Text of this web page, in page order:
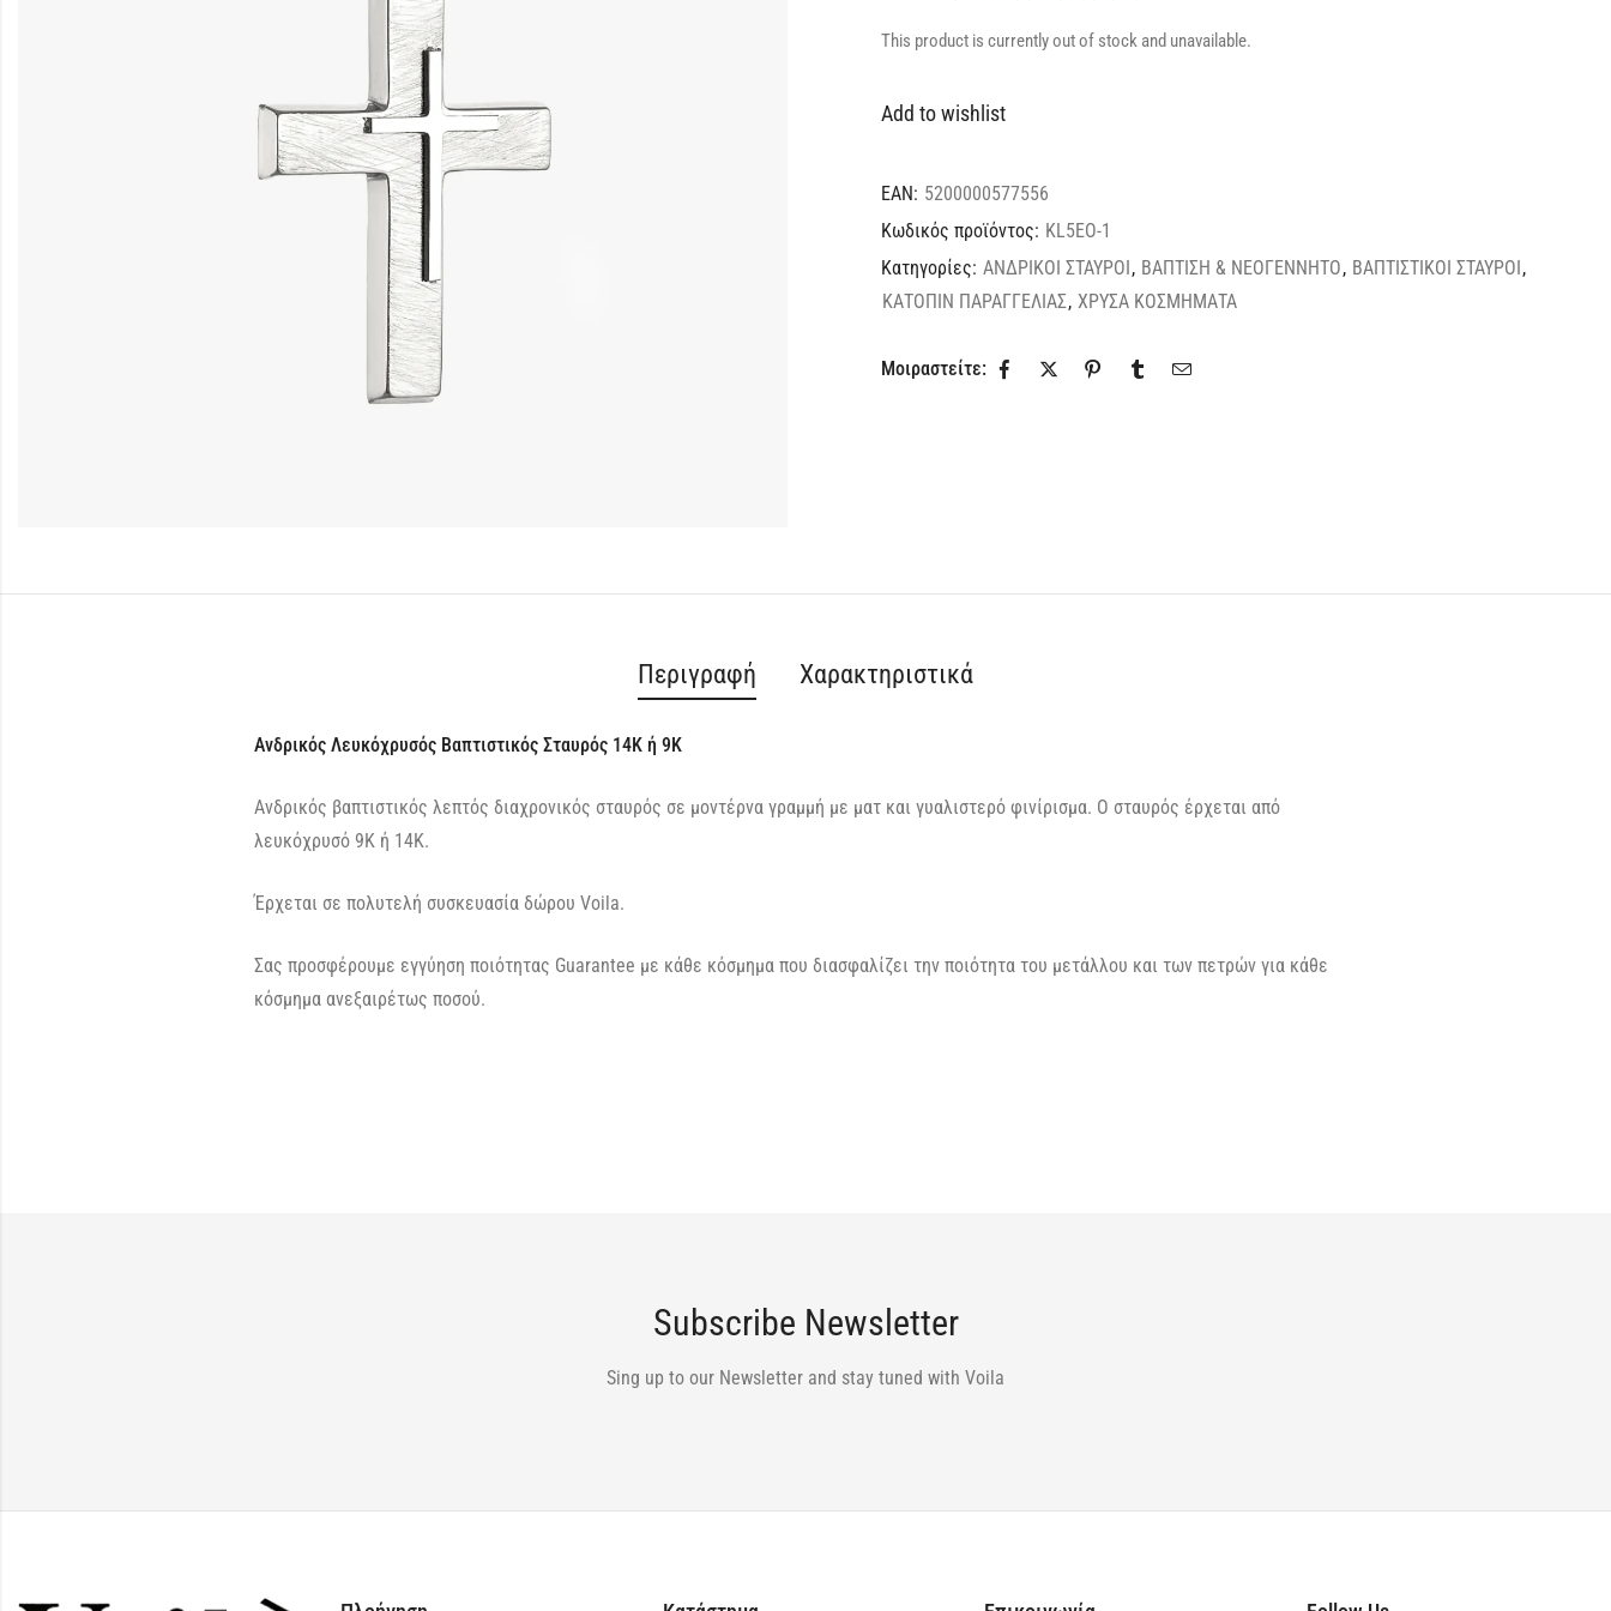
This product is currently out of stock and unavailable.
Add to wishlist
EAN: 5200000577556
Κωδικός προϊόντος: KL5EO-1
Κατηγορίες: ΑΝΔΡΙΚΟΙ ΣΤΑΥΡΟΙ, ΒΑΠΤΙΣΗ & ΝΕΟΓΕΝΝΗΤΟ, ΒΑΠΤΙΣΤΙΚΟΙ ΣΤΑΥΡΟΙ,
ΚΑΤΟΠΙΝ ΠΑΡΑΓΓΕΛΙΑΣ, ΧΡΥΣΑ ΚΟΣΜΗΜΑΤΑ
Μοιραστείτε:
Περιγραφή Χαρακτηριστικά
Ανδρικός Λευκόχρυσός Βαπτιστικός Σταυρός 14Κ ή 9Κ
Ανδρικός βαπτιστικός λεπτός διαχρονικός σταυρός σε μοντέρνα γραμμή με ματ και γυαλιστερό φινίρισμα. Ο σταυρός έρχεται από
λευκόχρυσό 9Κ ή 14Κ.
Έρχεται σε πολυτελή συσκευασία δώρου Voila.
Σας προσφέρουμε εγγύηση ποιότητας Guarantee με κάθε κόσμημα που διασφαλίζει την ποιότητα του μετάλλου και των πετρών για κάθε
κόσμημα ανεξαιρέτως ποσού.
Subscribe Newsletter
Sing up to our Newsletter and stay tuned with Voila